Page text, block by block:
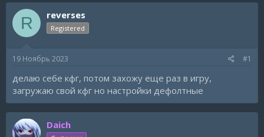
т
о
р
т
м
т
а
н
а
а
R reverses
Registered
19 Ноябрь 2023 #1
делаю себе кфг, потом захожу еще раз в игру,
загружаю свой кфг но настройки дефолтные
Daich